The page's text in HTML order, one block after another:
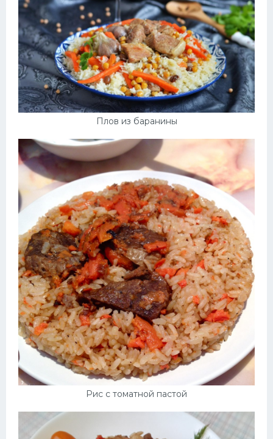
Плов из баранины
Рис с томатной пастой